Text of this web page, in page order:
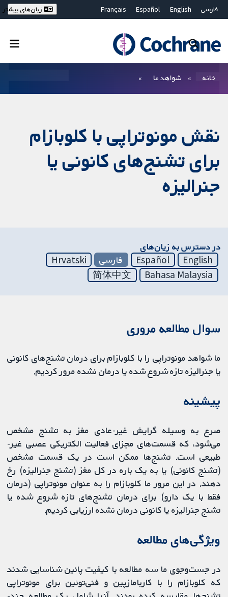
فارسی English
Español
Français
Bahasa Malaysia
ไทย
繁體中文
زبان‌های بیشتر
خانه شواهد ما
نقش مونوتراپی با کلوبازام
برای تشنج‌‌های کانونی یا
جنرالیزه
در دسترس به زیان‌های
English
Español فارسی
Hrvatski
Bahasa Malaysia
简体中文
سوال مطالعه مروری
ما شواهد مونوتراپی را با کلوبازام برای درمان تشنج‌های کانونی
یا جنرالیزه تازه شروع شده یا درمان نشده مرور کردیم.
پیشینه
صرع به وسیله گرایش غیر-عادی مغز به تشنج مشخص
می‌شود، که قسمت‌های مجزای فعالیت الکتریکی عصبی غیر-
طبیعی است. تشنج‌ها ممکن است در یک قسمت مشخص
(تشنج کانونی) یا به یک باره در کل مغز (تشنج جنرالیزه) رخ
دهند. در این مرور ما کلوبازام را به عنوان مونوتراپی (درمان
فقط با یک دارو) برای درمان تشنج‌های تازه شروع شده یا
تشنج جنرالیزه یا کانونی درمان نشده ارزیابی کردیم.
ویژگی‌های مطالعه
در جست‌وجوی ما سه مطالعه با کیفیت پائین شناسایی شدند
که کلوبازام را با کاربامازپین و فنی‌توئین برای مونوتراپی